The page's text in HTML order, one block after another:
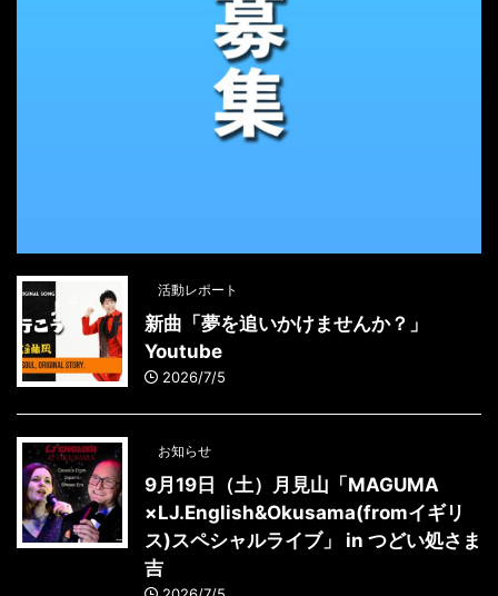
活動レポート
新曲「夢を追いかけませんか？」
Youtube
2026/7/5
お知らせ
9月19日（土）月見山「MAGUMA
×LJ.English&Okusama(fromイギリ
ス)スペシャルライブ」 in つどい処さま
吉